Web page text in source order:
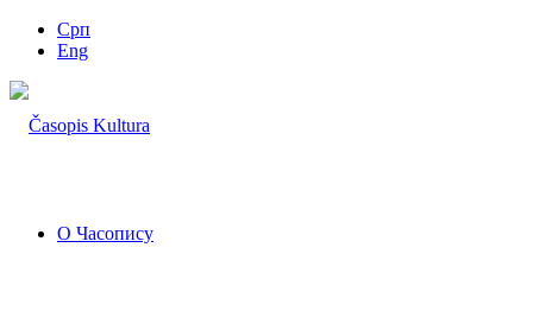
Срп
Eng
О Часопису